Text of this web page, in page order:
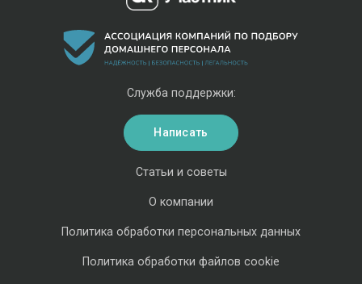
Статьи и советы
О компании
Политика обработки персональных данных
Политика обработки файлов cookie
Служба поддержки:
Написать